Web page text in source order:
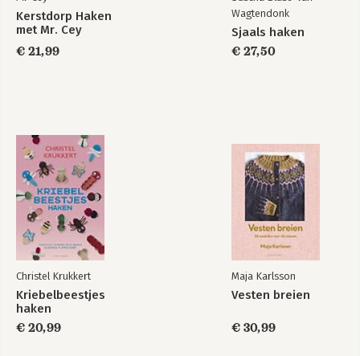
Kerstdorp Haken
met Mr. Cey
€ 21,99
Wagtendonk
Sjaals haken
€ 27,50
Christel Krukkert
Kriebelbeestjes
haken
€ 20,99
Maja Karlsson
Vesten breien
€ 30,99